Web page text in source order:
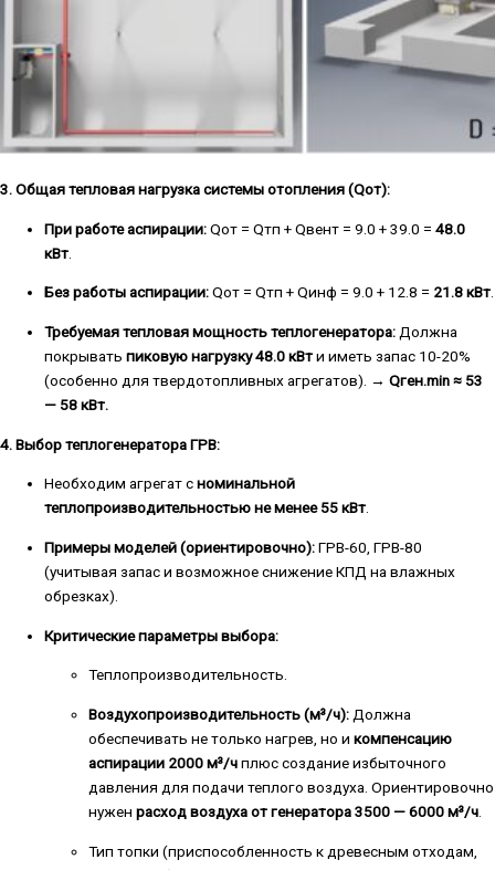
3. Общая тепловая нагрузка системы отопления (Qот):
При работе аспирации:Qот = Qтп + Qвент = 9.0 + 39.0 = 48.0
кВт
Без работы аспирации:Qот = Qтп + Qинф = 9.0 + 12.8 = 21.8 кВт.
Требуемая тепловая мощность теплогенератора: Должна
покрывать пиковую нагрузку 48.0 кВти иметь запас 10-20%
(особенно для твердотопливных агрегатов). → Qген.min ≈ 53
— 58 кВт.
4. Выбор теплогенератора ГРВ:
Необходим агрегат сноминальной
теплопроизводительностью не менее 55 кВт.
Примеры моделей (ориентировочно):ГРВ-60, ГРВ-80
(учитывая запас и возможное снижение КПД на влажных
обрезках).
Критические параметры выбора:
Теплопроизводительность.
Воздухопроизводительность (м³/ч): Должна
обеспечивать не только нагрев, но и компенсацию
аспирации 2000 м³/чплюс создание избыточного
давления для подачи теплого воздуха. Ориентировочно
нужен расход воздуха от генератора 3500 — 6000 м³/ч
Тип топки (приспособленность к древесным отходам,